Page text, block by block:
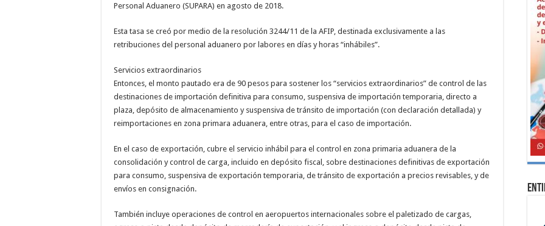
Personal Aduanero (SUPARA) en agosto de 2018.
Esta tasa se creó por medio de la resolución 3244/11 de la AFIP, destinada exclusivamente a las
retribuciones del personal aduanero por labores en días y horas “inhábiles”.
Servicios extraordinarios
Entonces, el monto pautado era de 90 pesos para sostener los “servicios extraordinarios” de control de las
destinaciones de importación definitiva para consumo, suspensiva de importación temporaria, directo a
plaza, depósito de almacenamiento y suspensiva de tránsito de importación (con declaración detallada) y
reimportaciones en zona primara aduanera, entre otras, para el caso de importación.
En el caso de exportación, cubre el servicio inhábil para el control en zona primaria aduanera de la
consolidación y control de carga, incluido en depósito fiscal, sobre destinaciones definitivas de exportación
para consumo, suspensiva de exportación temporaria, de tránsito de exportación a precios revisables, y de
envíos en consignación.
También incluye operaciones de control en aeropuertos internacionales sobre el paletizado de cargas,